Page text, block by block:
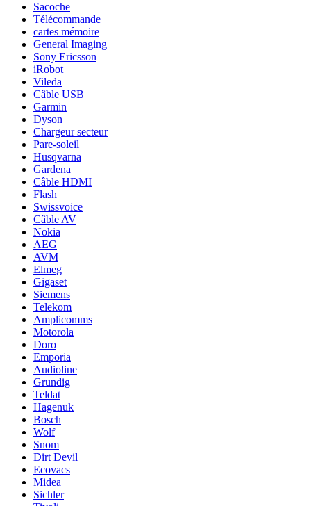
Sacoche
Télécommande
cartes mémoire
General Imaging
Sony Ericsson
iRobot
Vileda
Câble USB
Garmin
Dyson
Chargeur secteur
Pare-soleil
Husqvarna
Gardena
Câble HDMI
Flash
Swissvoice
Câble AV
Nokia
AEG
AVM
Elmeg
Gigaset
Siemens
Telekom
Amplicomms
Motorola
Doro
Emporia
Audioline
Grundig
Teldat
Hagenuk
Bosch
Wolf
Snom
Dirt Devil
Ecovacs
Midea
Sichler